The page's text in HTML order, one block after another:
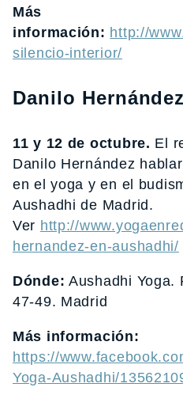
Más
información: http://
silencio-interior/
Danilo
11 y 12 de octubre. El
Danilo Hernández
en el yoga y en el
Aushadhi de Madrid.
Ver http://
hernandez-en-aushadhi/
Dónde: Aushadhi Yoga.
47-49. Madrid
Más información:
https://
Yoga-Aushadhi/